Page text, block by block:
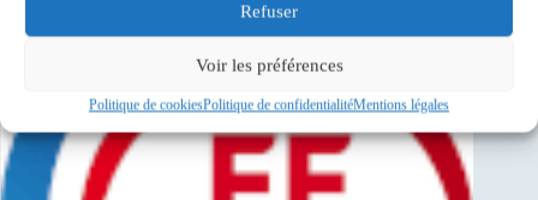
Refuser
Voir les préférences
Politique de cookiesPolitique de confidentialitéMentions légales